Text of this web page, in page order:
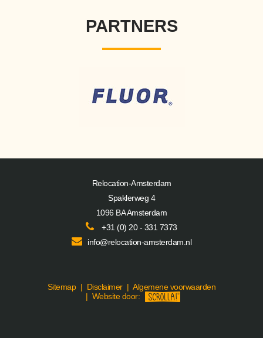
PARTNERS
Relocation-Amsterdam
Spaklerweg 4
1096 BA Amsterdam
+31 (0) 20 - 331 7373
info@relocation-amsterdam.nl
Sitemap | Disclaimer | Algemene voorwaarden
| Website door: